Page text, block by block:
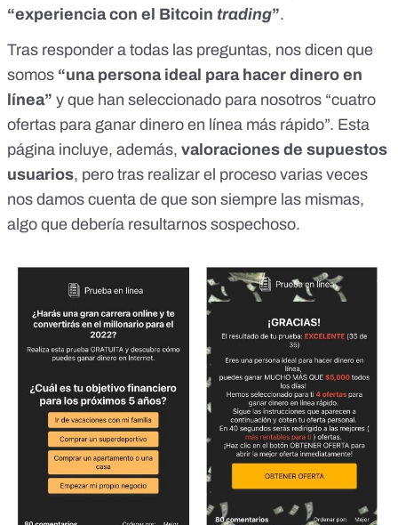
“experiencia con el Bitcoin trading”.
Tras responder a todas las preguntas, nos dicen que
somos “una persona ideal para hacer dinero en
línea” y que han seleccionado para nosotros “cuatro
ofertas para ganar dinero en línea más rápido”. Esta
página incluye, además, valoraciones de supuestos
usuarios, pero tras realizar el proceso varias veces
nos damos cuenta de que son siempre las mismas,
algo que debería resultarnos sospechoso.